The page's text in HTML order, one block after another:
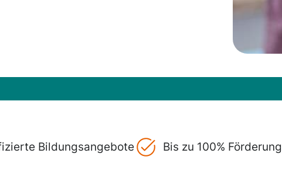
Bildungsangebote Bis zu 100% Förderung